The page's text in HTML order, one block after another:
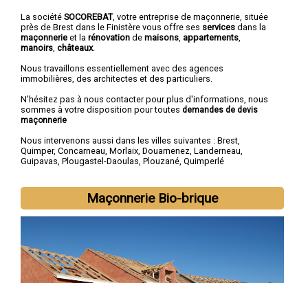
La société SOCOREBAT, votre entreprise de maçonnerie , située
près de Brest dans le Finistère vous offre ses services dans la
maçonnerie et la rénovation de maisons appartements
manoirs châteaux.
Nous travaillons essentiellement avec des agences
immobilières, des architectes et des particuliers.
N'hésitez pas à nous contacter pour plus d'informations, nous
sommes à votre disposition pour toutes demandes de devis
maçonnerie
Nous intervenons aussi dans les villes suivantes : Brest
Quimper, Concarneau Morlaix Douarnenez Landerneau
Guipavas Plougastel-Daoulas Plouzané Quimperlé
Maçonnerie Bio-brique